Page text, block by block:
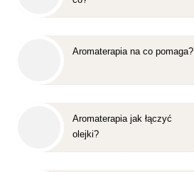
Aromaterapia na co pomaga?
Aromaterapia jak łączyć
olejki?